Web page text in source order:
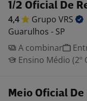
1/2 Oficial De
4,4 Grupo VRS
Guarulhos - SP
A combinar
Ensino Médio (2º
Meio Oficial